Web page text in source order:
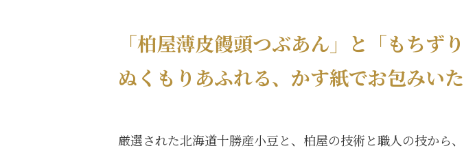
「柏屋薄皮饅頭つぶあん」と「もちず
ぬくもりあふれる、かす紙でお包みい
厳選された北海道十勝産小豆と、柏屋の技術と職人の技から